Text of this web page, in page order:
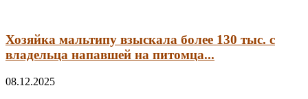
Хозяйка мальтипу взыскала более 130 тыс. с
владельца напавшей на питомца...
08.12.2025